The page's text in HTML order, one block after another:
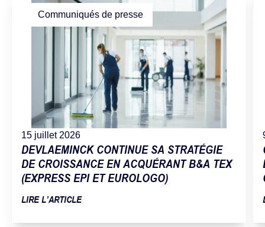
Communiqués de presse
15 juillet 2026
DEVLAEMINCK CONTINUE SA STRATÉGIE
DE CROISSANCE EN ACQUÉRANT B&A TEX
(EXPRESS EPI ET EUROLOGO)
LIRE L’ARTICLE